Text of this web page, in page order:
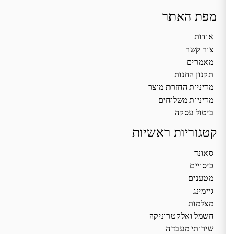
מפת האתר
אודות
צור קשר
מאמרים
תקנון החנות
מדיניות החזרת מוצר
מדיניות משלוחים
ביטול עסקה
קטגוריות ראשיות
סאונד
כיסויים
מטענים
גיימינג
מצלמות
חשמל ואלקטרוניקה
שירותי מעבדה